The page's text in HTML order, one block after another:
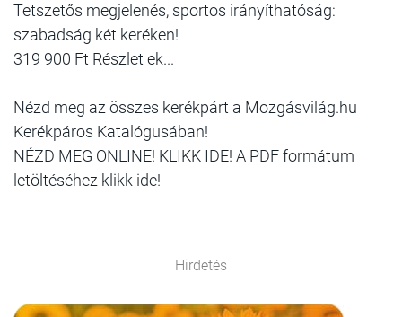
Tetszetős megjelenés, sportos irányíthatóság:
szabadság két keréken!
319 900 Ft Részlet ek...
Nézd meg az összes kerékpárt a Mozgásvilág.hu
Kerékpáros Katalógusában!
NÉZD MEG ONLINE! KLIKK IDE! A PDF formátum
letöltéséhez klikk ide!
Hirdetés